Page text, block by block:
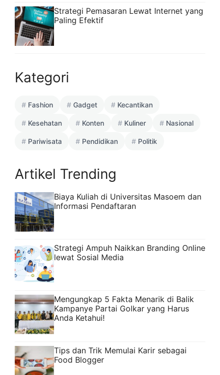
Strategi Pemasaran Lewat Internet yang
Paling Efektif
Kategori
Fashion Gadget Kecantikan
Kesehatan Konten Kuliner Nasional
Pariwisata Pendidikan Politik
Artikel Trending
Biaya Kuliah di Universitas Masoem dan
Informasi Pendaftaran
Strategi Ampuh Naikkan Branding Online
lewat Sosial Media
Mengungkap 5 Fakta Menarik di Balik
Kampanye Partai Golkar yang Harus
Anda Ketahui!
Tips dan Trik Memulai Karir sebagai
Food Blogger